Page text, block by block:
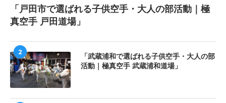
「戸田市で選ばれる子供空手・大人の部活動｜極
真空手 戸田道場」
2
「武蔵浦和で選ばれる子供空手・大人の部
活動｜極真空手 武蔵浦和道場」